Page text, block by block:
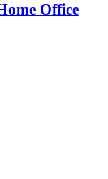
Office